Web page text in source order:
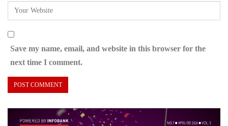
Save my name, email, and website in this browser for the
next time I comment.